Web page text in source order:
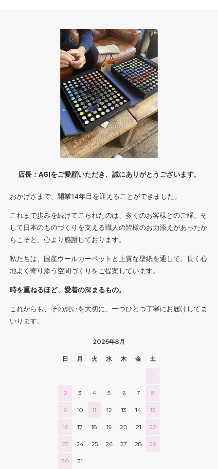
店長：AGIをご愛顧いただき、誠にありがとうございます。
おかげさまで、開業14年目を迎えることができました。
これまで歩みを続けてこられたのは、多くのお客様とのご縁、そ
して日本のものづくりを支える職人の皆様のお力添えがあったか
らこそと、心より感謝しております。
私たちは、国産ウールカーペットと上質な壁紙を通して、長く心
地よく寄り添う空間づくりをご提案しています。
時を重ねるほど、愛着の深まるもの。
これからも、その想いを大切に、一つひとつ丁寧にお届けしてま
いります。
2026年8月
日 月 火 水 木 金 土
1
2 3 4 5 6 7 8
9 10 11 12 13 14 15
16 17 18 19 20 21 22
23 24 25 26 27 28 29
30 31